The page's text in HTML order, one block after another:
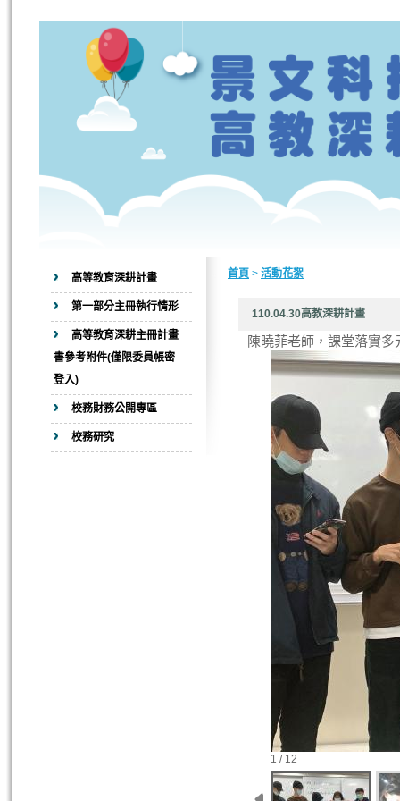
高等教育深耕計畫
第一部分主冊執行情形
高等教育深耕主冊計畫
書參考附件(僅限委員帳密
登入)
校務財務公開專區
校務研究
首頁 > 活動花絮
110.04.30高教深耕計
陳曉菲老師，課堂落實多
1 / 12